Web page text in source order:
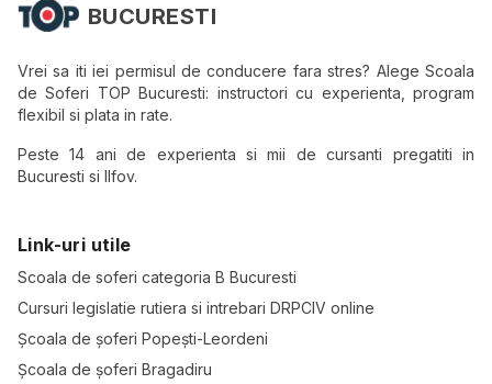
BUCURESTI
Vrei sa iti iei permisul de conducere fara stres? Alege Scoala
de Soferi TOP Bucuresti: instructori cu experienta, program
flexibil si plata in rate.
Peste 14 ani de experienta si mii de cursanti pregatiti in
Bucuresti si Ilfov.
Link-uri utile
Scoala de soferi categoria B Bucuresti
Cursuri legislatie rutiera si intrebari DRPCIV online
Școala de șoferi Popești-Leordeni
Școala de șoferi Bragadiru